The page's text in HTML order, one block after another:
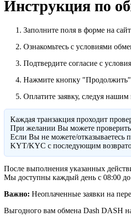
Инструкция по
Заполните поля в форме на
Ознакомьтесь с условиями
Подтвердите согласие с
Нажмите кнопку
Оплатите заявку, следуя
Каждая транзакция проходит
При желании Вы можете проверить
Eсли Вы не можете/отказываетесь
KYT/KYC с последующим
После выполнения указанных
Мы доступны каждый день с 08:00
Важно: Неоплаченные заявки на
Выгодного вам обмена Dash DASH